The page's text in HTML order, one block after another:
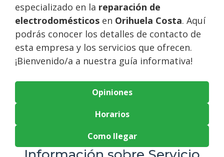
especializado en la reparación de
electrodomésticos en Orihuela Costa. Aquí
podrás conocer los detalles de contacto de
esta empresa y los servicios que ofrecen.
¡Bienvenido/a a nuestra guía informativa!
Opiniones
Horarios
Como llegar